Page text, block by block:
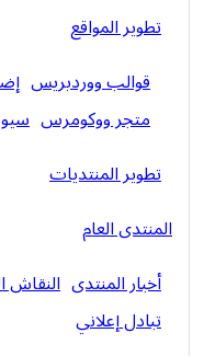
تطوير المواقع
قوالب ووردبريس
متجر ووكومرس
تطوير المنتديات
المنتدى العام
أخبار المنتدى النقاش
تبادل إعلاني